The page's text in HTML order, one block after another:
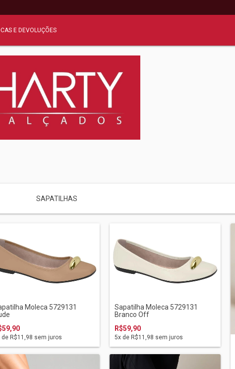
E DEVOLUÇÕES
SAPATILHAS
Moleca 5729131
de R$11,98 sem juros
Sapatilha Moleca 5729131
Branco Off
R$59,90
5x de R$11,98 sem juros